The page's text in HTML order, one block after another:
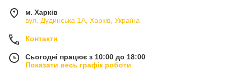
м. Харків
вул. Дудинська 1А, Харків, Україна
Контакти
Сьогодні працює з 10:00 до 18:00
Показати весь графік роботи